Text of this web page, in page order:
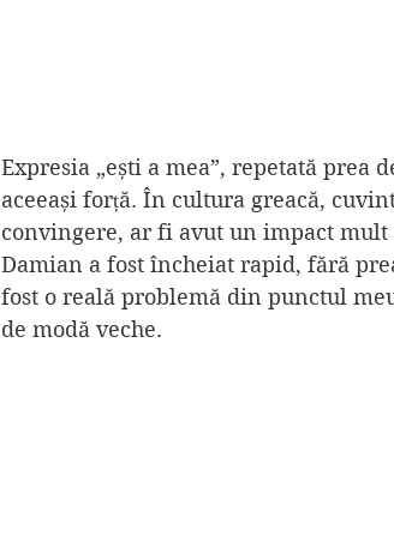
Expresia „ești a mea”, repetată
aceeași forță. În cultura greacă,
convingere, ar fi avut un impact
Damian a fost încheiat rapid, fără
fost o reală problemă din punctul
de modă veche.